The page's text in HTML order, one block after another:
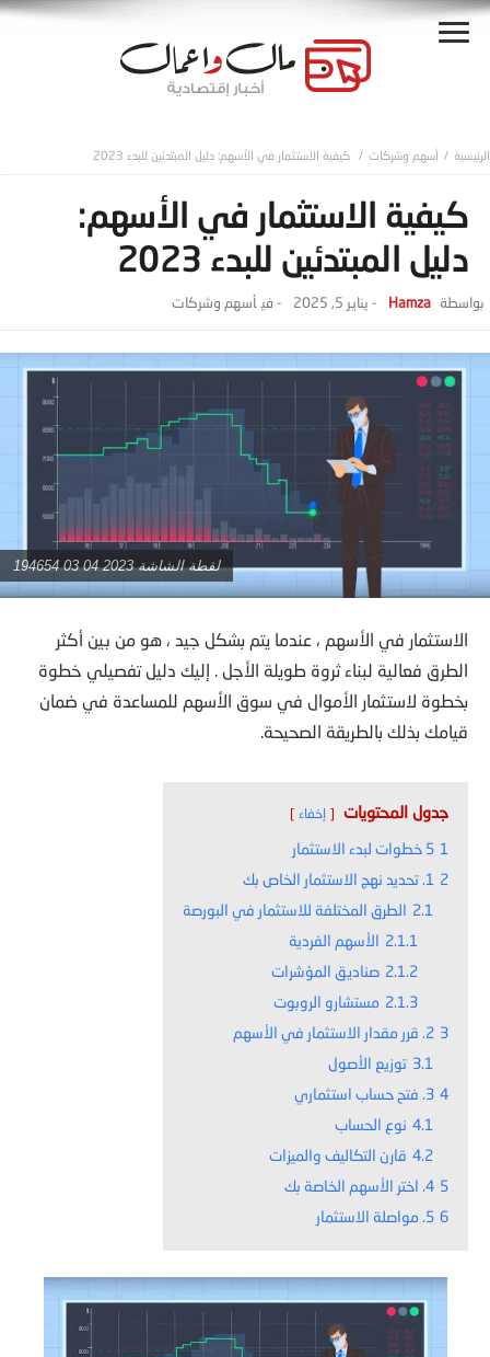
أسهم وشركات كيفية الاستثمار في الأسهم: دليل المبتدئين للبدء 2023
كيفية الاستثمار في الأسهم:
دليل المبتدئين للبدء 2023
Hamza
- يناير 5, 2025 - ‎في أسهم وشركات
لقطة الشاشة 2023 04 03 194654
الاستثمار في الأسهم ، عندما يتم بشكل جيد ، هو من بين أكثر
الطرق فعالية لبناء ثروة طويلة الأجل . إليك دليل تفصيلي خطوة
بخطوة لاستثمار الأموال في سوق الأسهم للمساعدة في ضمان
قيامك بذلك بالطريقة الصحيحة.
جدول المحتويات إخفاء
1 5 خطوات لبدء الاستثمار
2 1. تحديد نهج الاستثمار الخاص بك
2.1 الطرق المختلفة للاستثمار في البورصة
2.1.1 الأسهم الفردية
2.1.2 صناديق المؤشرات
2.1.3 مستشارو الروبوت
3 2. قرر مقدار الاستثمار في الأسهم
3.1 توزيع الأصول
4 3. فتح حساب استثماري
4.1 نوع الحساب
4.2 قارن التكاليف والميزات
5 4. اختر الأسهم الخاصة بك
6 5. مواصلة الاستثمار